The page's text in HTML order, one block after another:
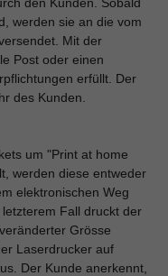
werden sie an die vom
Mit der
Post oder einen
erfüllt. Der
des Kunden.
um "Print at home
werden diese entweder
elektronischen Weg
Fall druckt der
Grösse
Laserdrucker auf
Der Kunde anerkennt,